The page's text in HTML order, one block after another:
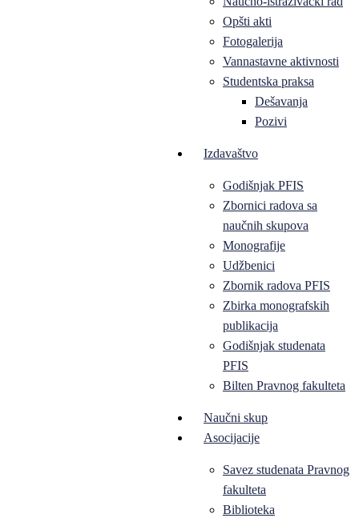
Opšti akti
Fotogalerija
Vannastavne aktivnosti
Studentska praksa
Dešavanja
Pozivi
Izdavaštvo
Godišnjak PFIS
Zbornici radova sa
naučnih skupova
Monografije
Udžbenici
Zbornik radova PFIS
Zbirka monografskih
publikacija
Godišnjak studenata
PFIS
Bilten Pravnog fakulteta
Naučni skup
Asocijacije
Savez studenata Pravnog
fakulteta
Biblioteka